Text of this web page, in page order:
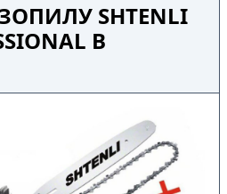
SHTENLI
В